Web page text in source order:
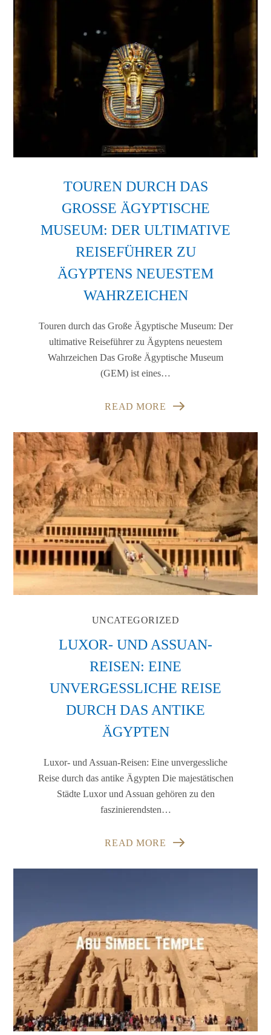
TOUREN DURCH DAS
GROSSE ÄGYPTISCHE M
USEUM: DER ULTIMATIVE R
EISEFÜHRER ZU Ä
GYPTENS NEUESTEM W
AHRZEICHEN
Touren durch das Große Ägyptische Museum: Der
ultimative Reiseführer zu Ägyptens neuestem
Wahrzeichen Das Große Ägyptische Museum
(GEM) ist eines…
READ MORE
UNCATEGORIZED
LUXOR- UND ASSUAN-
REISEN: EINE
UNVERGESSLICHE REISE
DURCH DAS ANTIKE
ÄGYPTEN
Luxor- und Assuan-Reisen: Eine unvergessliche
Reise durch das antike Ägypten Die majestätischen
Städte Luxor und Assuan gehören zu den
faszinierendsten…
READ MORE